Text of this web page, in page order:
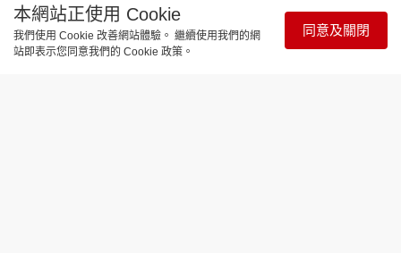
本網站正使用 Cookie
我們使用 Cookie 改善網站體驗。 繼續使用我們的網
站即表示您同意我們的 Cookie 政策。
同意及關閉